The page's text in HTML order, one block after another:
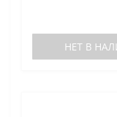
НЕТ В